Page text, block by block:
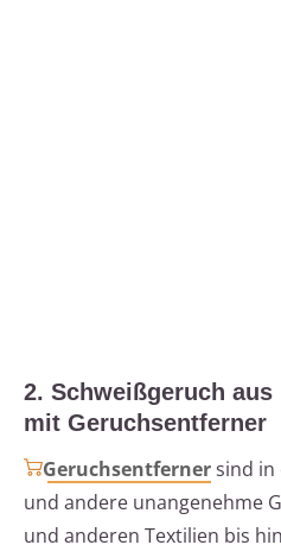
2. Schweißgeruch
mit Geruchsentferner
Geruchsentfernersind in
und andere unangenehme
und anderen Textilien bis